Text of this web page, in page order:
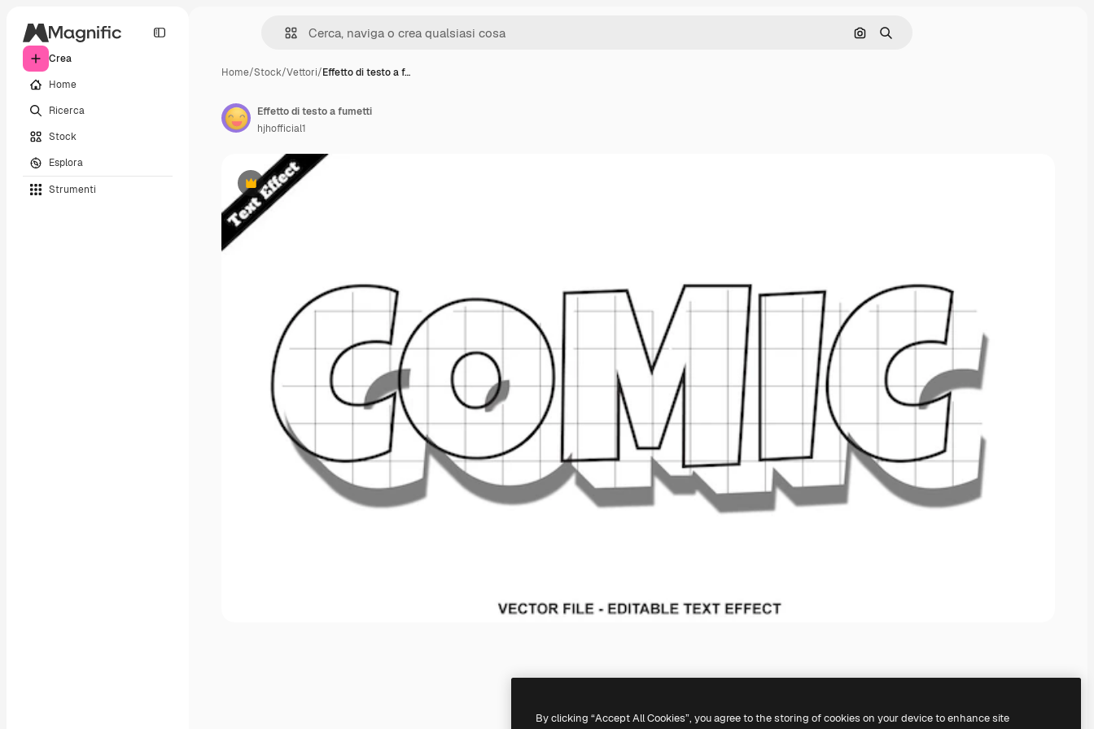
Crea
Home
Ricerca
Stock
Esplora
Strumenti
Cerca per immagine
Ricerca
Home/Stock/Vettori/Effetto di testo a f…
Premium
Effetto di testo a fumetti
hjhofficial1
By clicking “Accept All Cookies”, you agree to the storing of cookies on your device to enhance site